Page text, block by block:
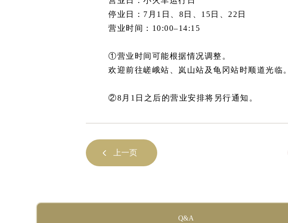
停业日：7月1日、8日、15日、22日
营业时间：10:00–14:15
①营业时间可能根据情况调整。
欢迎前往嵯峨站、岚山站及龟冈站时顺道光临。
②8月1日之后的营业安排将另行通知。
上一页
Q&A